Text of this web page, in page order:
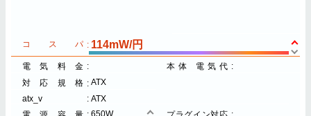
コスパ 114mW/円
電気料金
本体 電気代
対応規格
ATX
atx_v
ATX
650W